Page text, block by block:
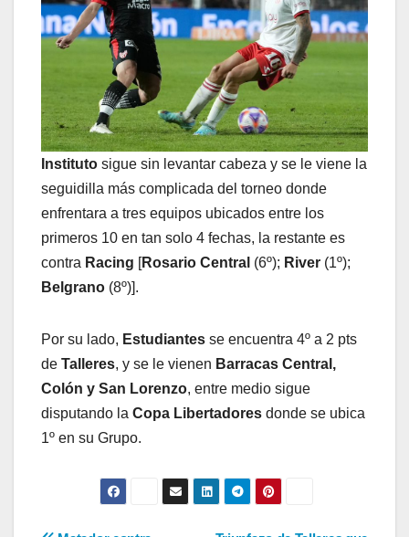
Instituto sigue sin levantar cabeza y se le viene la
seguidilla más complicada del torneo donde
enfrentara a tres equipos ubicados entre los
primeros 10 en tan solo 4 fechas, la restante es
contra Racing [Rosario Central (6º); River (1º);
Belgrano (8º)].
Por su lado, Estudiantes se encuentra 4º a 2 pts
de Talleres, y se le vienen Barracas Central,
Colón y San Lorenzo, entre medio sigue
disputando la Copa Libertadores donde se ubica
1º en su Grupo.